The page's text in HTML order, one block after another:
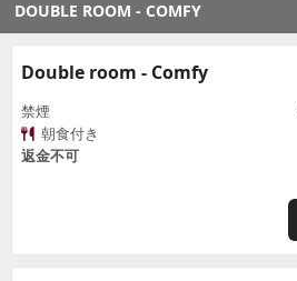
DOUBLE ROOM - COMFY
Double room - Comfy
禁煙
朝食付き
返金不可